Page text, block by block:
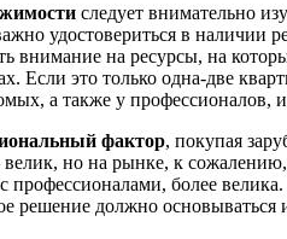
следует внимательно
удостовериться в наличии
внимание на ресурсы, на
Если это только одна-две
а также у профессионалов,
фактор, покупая
но на рынке, к
профессионалами, более
решение должно